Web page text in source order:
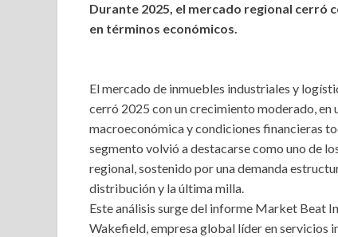
Durante 2025, el mercado regional cerró
en términos económicos.
El mercado de inmuebles industriales y
cerró 2025 con un crecimiento moderado, en
macroeconómica y condiciones financieras
segmento volvió a destacarse como uno de
regional, sostenido por una demanda
distribución y la última milla.
Este análisis surge del informe Market Beat
Wakefield, empresa global líder en servicios